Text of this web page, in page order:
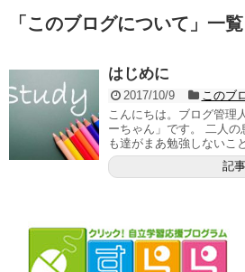
「 このブログについて 」 一覧
はじめに
2017/10/9
このブ
こんにちは。ブログ管理
ーちゃん」です。 二人
も達がまあ勉強しないこ
記